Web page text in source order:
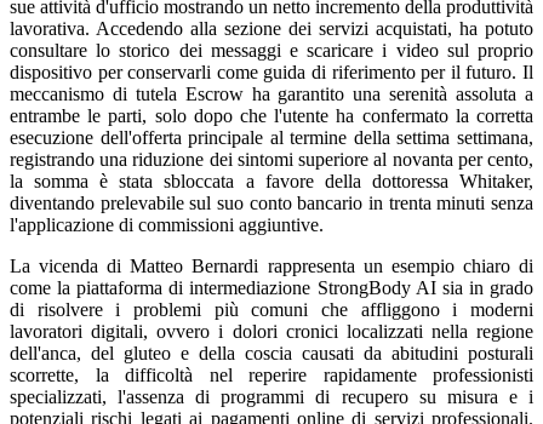
sue attività d'ufficio mostrando un netto incremento della produttività
lavorativa. Accedendo alla sezione dei servizi acquistati, ha potuto
consultare lo storico dei messaggi e scaricare i video sul proprio
dispositivo per conservarli come guida di riferimento per il futuro. Il
meccanismo di tutela Escrow ha garantito una serenità assoluta a
entrambe le parti, solo dopo che l'utente ha confermato la corretta
esecuzione dell'offerta principale al termine della settima settimana,
registrando una riduzione dei sintomi superiore al novanta per cento,
la somma è stata sbloccata a favore della dottoressa Whitaker,
diventando prelevabile sul suo conto bancario in trenta minuti senza
l'applicazione di commissioni aggiuntive.
La vicenda di Matteo Bernardi rappresenta un esempio chiaro di
come la piattaforma di intermediazione StrongBody AI sia in grado
di risolvere i problemi più comuni che affliggono i moderni
lavoratori digitali, ovvero i dolori cronici localizzati nella regione
dell'anca, del gluteo e della coscia causati da abitudini posturali
scorrette, la difficoltà nel reperire rapidamente professionisti
specializzati, l'assenza di programmi di recupero su misura e i
potenziali rischi legati ai pagamenti online di servizi professionali.